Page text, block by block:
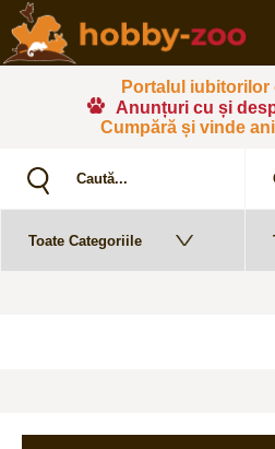
Portalul iubitorilor
Anunțuri cu și
Cumpără și vinde